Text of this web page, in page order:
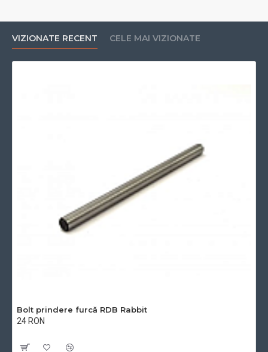
VIZIONATE RECENT CELE MAI VIZIONATE
Bolt prindere furcă RDB Rabbit
24 RON